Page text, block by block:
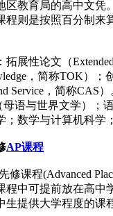
区教育局的高中文凭
程则是按照百分制来
展性论文（
，简称TOK）；
Service，简称CAS
语与世界文学）；
；数学与计算机科学
AP课程
修课程(Advanced
程中可提前放在高中
提供大学程度的课